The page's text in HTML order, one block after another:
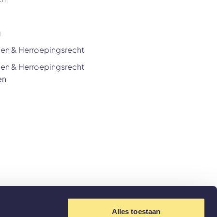
Alles toestaan
& Herroepingsrecht
& Herroepingsrecht